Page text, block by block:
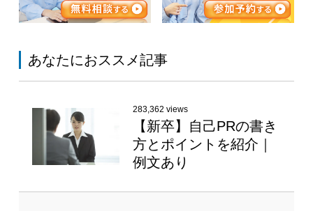
あなたにおススメ記事
283,362 views
【新卒】自己PRの書き
方とポイントを紹介｜
例文あり